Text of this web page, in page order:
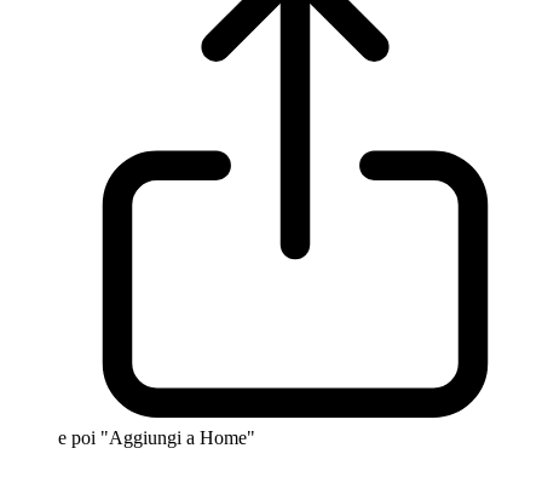
e poi "Aggiungi a Home"